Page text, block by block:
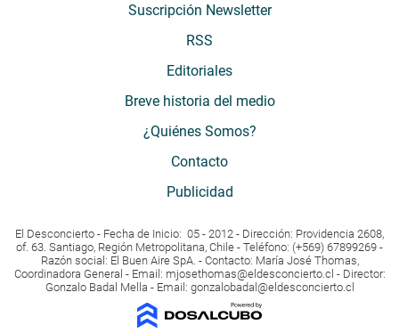
Suscripción Newsletter
RSS
Editoriales
Breve historia del medio
¿Quiénes Somos?
Contacto
Publicidad
El Desconcierto - Fecha de Inicio: 05 - 2012 - Dirección: Providencia 2608,
of. 63. Santiago, Región Metropolitana, Chile - Teléfono: (+569) 67899269 -
Razón social: El Buen Aire SpA. - Contacto: María José Thomas,
Coordinadora General - Email: mjosethomas@eldesconcierto.cl - Director:
Gonzalo Badal Mella - Email: gonzalobadal@eldesconcierto.cl